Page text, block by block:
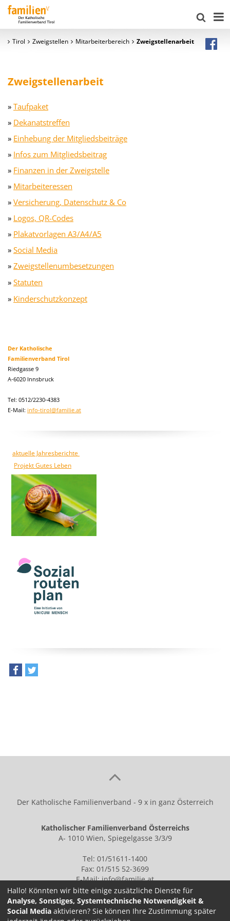
Tirol Zweigstellen Mitarbeiterbereich Zweigstellenarbeit
Zweigstellenarbeit
» Taufpaket
» Dekanatstreffen
» Einhebung der Mitgliedsbeiträge
» Infos zum Mitgliedsbeitrag
» Finanzen in der Zweigstelle
» Mitarbeiteressen
» Versicherung, Datenschutz & Co
» Logos, QR-Codes
» Plakatvorlagen A3/A4/A5
» Social Media
» Zweigstellenumbesetzungen
» Statuten
» Kinderschutzkonzept
Der Katholische
Familienverband Tirol
Riedgasse 9
A-6020 Innsbruck
Tel: 0512/2230-4383
E-Mail: info-tirol@familie.at
aktuelle Jahresberichte
Projekt Gutes Leben
Der Katholische Familienverband - 9 x in ganz Österreich
Katholischer Familienverband Österreichs
A- 1010 Wien, Spiegelgasse 3/3/9
Tel: 01/51611-1400
Fax: 01/515 52-3699
E-Mail:info@familie.at
Hallo! Könnten wir bitte einige zusätzliche Dienste für
Analyse, Sonstiges, Systemtechnische Notwendigkeit &
Social Media aktivieren? Sie können Ihre Zustimmung später